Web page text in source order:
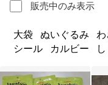
販売中のみ表示
大袋 ぬいぐるみ
シール
カルビー